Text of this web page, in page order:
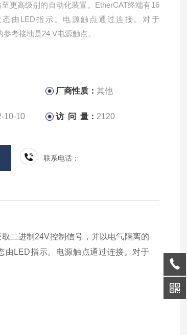
更高级别的自动化装置。EtherCAT终端有16
由LED指示。电源触点通过连接。对于
考接地是24 V电源触点。
厂商性质：其他
10-10 访 问 量： 2120
联系电话：
二进制24V控制信号，并以电气隔离的
由LED指示。电源触点通过连接。对于